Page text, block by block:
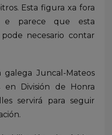
Esta figura xa fora
e parece que esta
necesario contar
Juncal-Mateos
en División de Honra
servirá para seguir